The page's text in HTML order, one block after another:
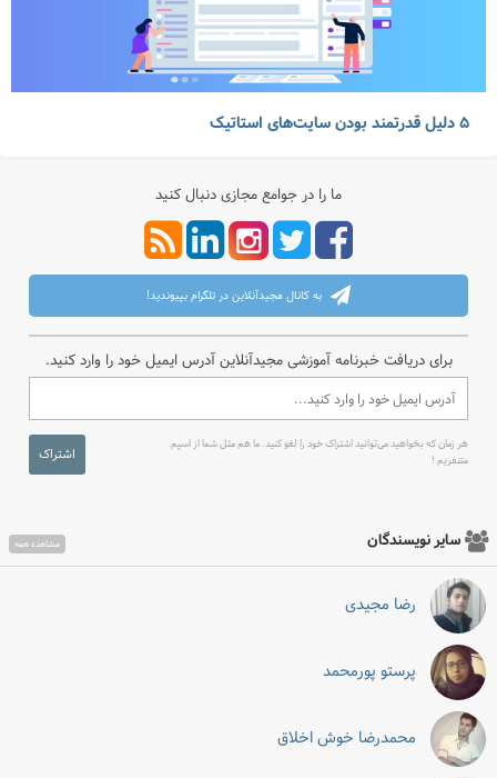
۵ دلیل قدرتمند بودن سایت‌های استاتیک
ما را در جوامع مجازی دنبال کنید
به کانال مجیدآنلاین در تلگرام بپیوندید!
برای دریافت خبرنامه آموزشی مجیدآنلاین آدرس ایمیل خود را وارد کنید.
هر زمان که بخواهید می‌توانید اشتراک خود را لغو کنید. ما هم مثل شما از اسپم
متنفریم !
اشتراک
سایر نویسندگان مشاهده همه
رضا مجیدی
پرستو پورمحمد
محمدرضا خوش اخلاق